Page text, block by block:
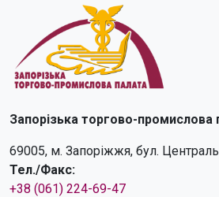
Запорізька торгово-промислова
69005, м. Запоріжжя, бул.
Тел./Факс:
+38 (061) 224-69-47